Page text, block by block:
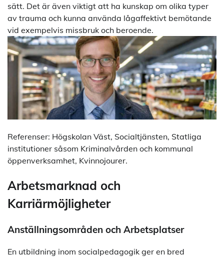
sätt. Det är även viktigt att ha kunskap om olika typer
av trauma och kunna använda lågaffektivt bemötande
vid exempelvis missbruk och beroende.
Referenser: Högskolan Väst, Socialtjänsten, Statliga
institutioner såsom Kriminalvården och kommunal
öppenverksamhet, Kvinnojourer.
Arbetsmarknad och
Karriärmöjligheter
Anställningsområden och Arbetsplatser
En utbildning inom socialpedagogik ger en bred